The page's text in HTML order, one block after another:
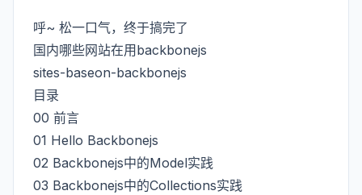
呼~ 松一口气，终于搞完了
国内哪些网站在用backbonejs
sites-baseon-backbonejs
目录
00 前言
01 Hello Backbonejs
02 Backbonejs中的Model实践
03 Backbonejs中的Collections实践